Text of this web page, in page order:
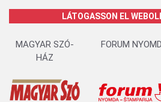
LÁTOGASSON EL
MAGYAR SZÓ-
HÁZ
FORUM